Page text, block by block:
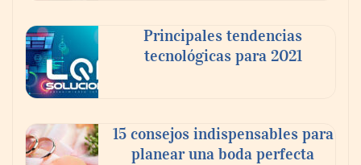
Principales tendencias
tecnológicas para 2021
15 consejos indispensables para
planear una boda perfecta